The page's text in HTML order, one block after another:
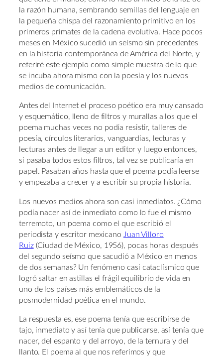
la razón humana, sembrando semillas del lenguaje en
la pequeña chispa del razonamiento primitivo en los
primeros primates de la cadena evolutiva. Hace pocos
meses en México sucedió un seísmo sin precedentes
en la historia contemporánea de América del Norte, y
referiré este ejemplo como simple muestra de lo que
se incuba ahora mismo con la poesía y los nuevos
medios de comunicación.
Antes del Internet el proceso poético era muy cansado
y esquemático, lleno de filtros y murallas a los que el
poema muchas veces no podía resistir, talleres de
poesía, círculos literarios, vanguardias, lecturas y
lecturas antes de llegar a un editor y luego entonces,
si pasaba todos estos filtros, tal vez se publicaría en
papel. Pasaban años hasta que el poema podía leerse
y empezaba a crecer y a escribir su propia historia.
Los nuevos medios ahora son casi inmediatos. ¿Cómo
podía nacer así de inmediato como lo fue el mismo
terremoto, un poema como el que escribió el
periodista y escritor mexicano Juan Villoro
Ruiz(Ciudad de México, 1956), pocas horas después
del segundo seísmo que sacudió a México en menos
de dos semanas? Un fenómeno casi cataclísmico que
logró saltar en astillas el frágil equilibrio de vida en
uno de los países más emblemáticos de la
posmodernidad poética en el mundo.
La respuesta es, ese poema tenía que escribirse de
tajo, inmediato y así tenía que publicarse, así tenía que
nacer, del espanto y del arroyo, de la ternura y del
llanto. El poema al que nos referimos y que